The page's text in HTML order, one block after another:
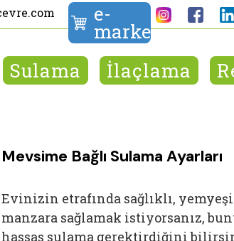
Mevsime Bağlı Sulama Ayarları
Evinizin etrafında sağlıklı,
manzara sağlamak istiyorsanız,
hassas sulama gerektirdiğini
e-
market
Sulama İlaçlama